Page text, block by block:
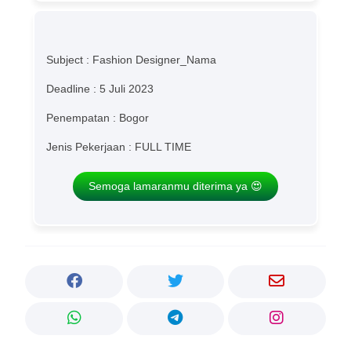
Subject : Fashion Designer_Nama
Deadline : 5 Juli 2023
Penempatan : Bogor
Jenis Pekerjaan : FULL TIME
Semoga lamaranmu diterima ya 😍